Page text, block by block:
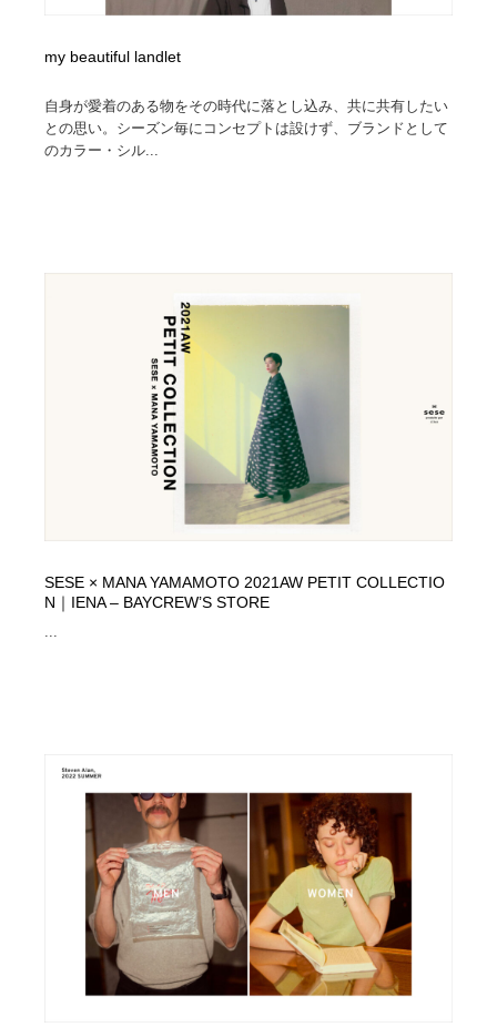
my beautiful landlet
自身が愛着のある物をその時代に落とし込み、共に共有したい
との思い。シーズン毎にコンセプトは設けず、ブランドとして
のカラー・シル...
SESE × MANA YAMAMOTO 2021AW PETIT COLLECTIO
N｜IENA – BAYCREW’S STORE